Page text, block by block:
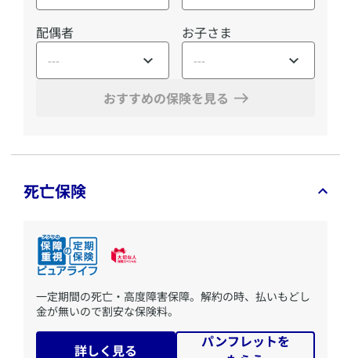
配偶者
---
お子さま
---
おすすめの保険を見る
死亡保険
​一定期間の死亡・高度障害保障。解約の時、払いもどし
金が無いので割安な保険料。
詳しく見る
パンフレットを